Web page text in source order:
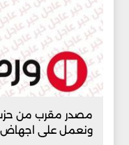
مصدر مقرب من حزب
ونعمل على اجهاض